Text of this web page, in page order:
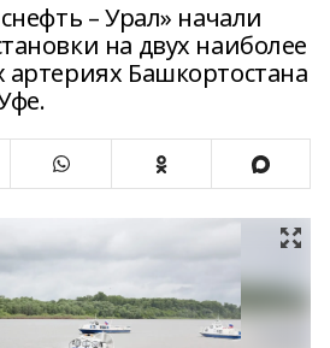
– Урал» начали
на двух наиболее
Башкортостана